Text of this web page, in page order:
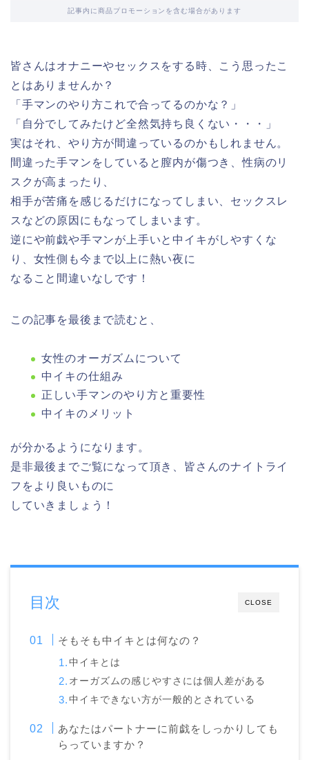
記事内に商品プロモーションを含む場合があります
皆さんはオナニーやセックスをする時、こう思ったこ
とはありませんか？
「手マンのやり方これで合ってるのかな？」
「自分でしてみたけど全然気持ち良くない・・・」
実はそれ、やり方が間違っているのかもしれません。
間違った手マンをしていると膣内が傷つき、性病のリ
スクが高まったり、
相手が苦痛を感じるだけになってしまい、セックスレ
スなどの原因にもなってしまいます。
逆にや前戯や手マンが上手いと中イキがしやすくな
り、女性側も今まで以上に熱い夜に
なること間違いなしです！
この記事を最後まで読むと、
女性のオーガズムについて
中イキの仕組み
正しい手マンのやり方と重要性
中イキのメリット
が分かるようになります。
是非最後までご覧になって頂き、皆さんのナイトライ
フをより良いものに
していきましょう！
CLOSE
目次
そもそも中イキとは何なの？
中イキとは
オーガズムの感じやすさには個人差がある
中イキできない方が一般的とされている
あなたはパートナーに前戯をしっかりしても
らっていますか？